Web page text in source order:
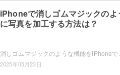
iPhoneで消しゴムマジックのよ
に写真を加工する方法は？
2025年05月23日